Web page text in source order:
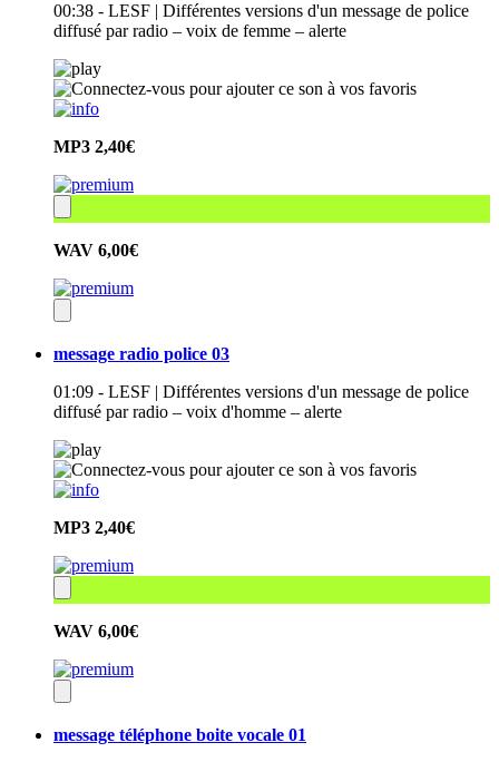
00:38 - LESF | Différentes versions d'un message de police
diffusé par radio – voix de femme – alerte
MP3 2,40€
WAV 6,00€
message radio police 03
01:09 - LESF | Différentes versions d'un message de police
diffusé par radio – voix d'homme – alerte
MP3 2,40€
WAV 6,00€
message téléphone boite vocale 01